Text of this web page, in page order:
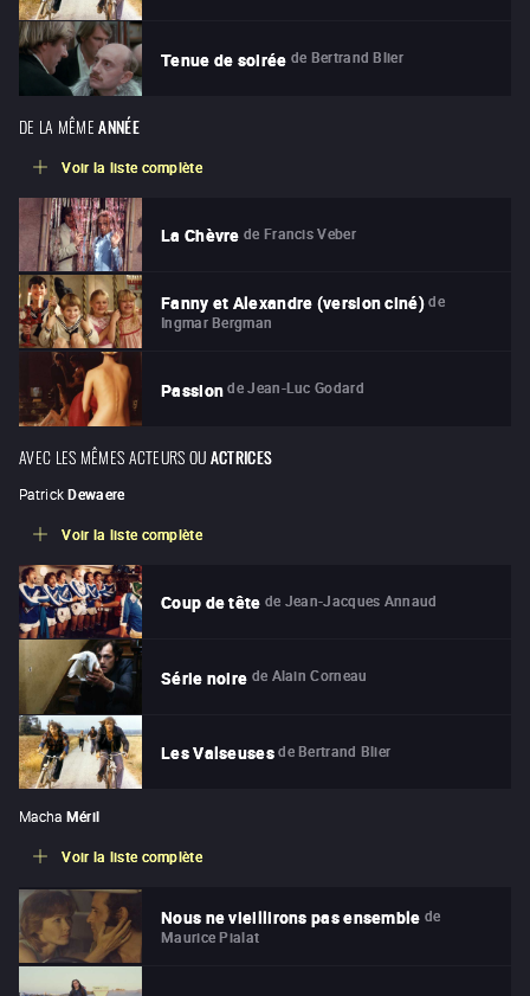
Tenue de soirée de Bertrand Blier
DE LA MÊME ANNÉE
Voir la liste complète
La Chèvre de Francis Veber
Fanny et Alexandre (version ciné) de
Ingmar Bergman
Passion de Jean-Luc Godard
AVEC LES MÊMES ACTEURS OUACTRICES
Patrick Dewaere
Voir la liste complète
Coup de tête de Jean-Jacques Annaud
Série noire de Alain Corneau
Les Valseuses de Bertrand Blier
Macha Méril
Voir la liste complète
Nous ne vieillirons pas ensemble de
Maurice Pialat